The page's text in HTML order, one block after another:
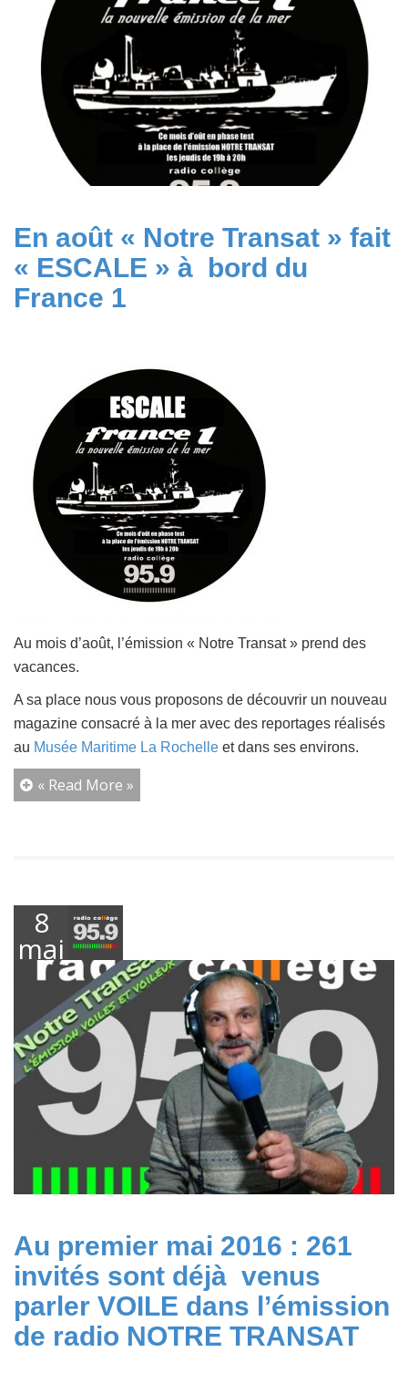
En août « Notre Transat » fait
« ESCALE » à bord du
France 1
Au mois d’août, l’émission « Notre Transat » prend des
vacances.
A sa place nous vous proposons de découvrir un nouveau
magazine consacré à la mer avec des reportages réalisés
au Musée Maritime La Rochelle et dans ses environs.
« Read More »
8
mai
2016
Au premier mai 2016 : 261
invités sont déjà venus
parler VOILE dans l’émission
de radio NOTRE TRANSAT